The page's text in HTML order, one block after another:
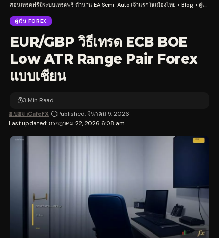
สอนเทรดฟรีมีระบบเทรดฟรี ตำนาน EA Semi-Auto เจ้าแรกในเมืองไทย > Blog > คู่เงิน Forex
คู่เงิน FOREX
EUR/GBP วิธีเทรด ECB BOE
Low ATR Range Pair Forex
แบบเซียน
Last updated: กรกฎาคม 22, 2026 6:08 am
อ.บอม iCafeFX Published: มีนาคม 9, 2026
3 Min Read